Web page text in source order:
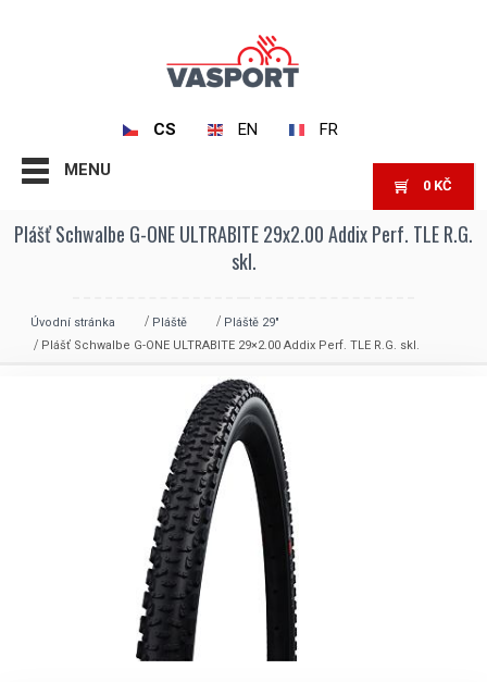
CS EN FR
MENU
0 KČ
Plášť Schwalbe G-ONE ULTRABITE 29x2.00 Addix Perf. TLE R.G.
skl.
Úvodní stránka Pláště
Pláště 29"
Plášť Schwalbe G-ONE ULTRABITE 29×2.00 Addix Perf. TLE R.G. skl.